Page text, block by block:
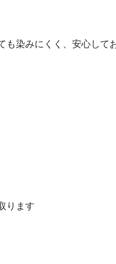
染みにくく、安心して
ります